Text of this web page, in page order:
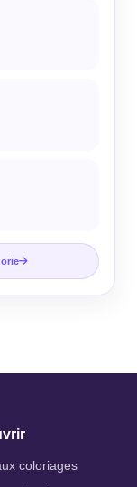
coloriages